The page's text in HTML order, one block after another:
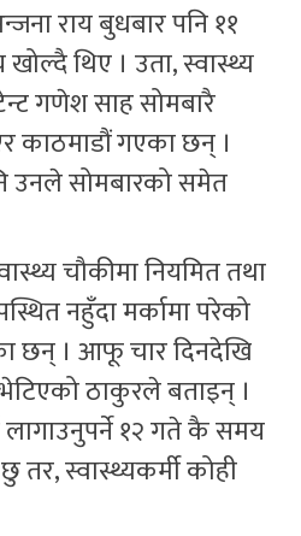
राय बुधबार पनि ११
थिए । उता, स्वास्थ्य
गणेश साह सोमबारै
काठमाडौं गएका छन् ।
उनले सोमबारको समेत
चौकीमा नियमित तथा
नहुँदा मर्कामा परेको
छन् । आफू चार दिनदेखि
ठाकुरले बताइन् ।
१२ गते कै समय
स्वास्थ्यकर्मी कोही